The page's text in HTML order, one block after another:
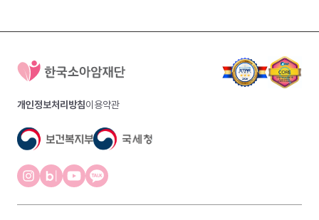
개인정보처리방침이용약관